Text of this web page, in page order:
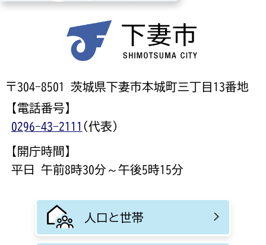
〒304-8501 茨城県下妻市本城町三丁目13番地
【電話番号】
0296-43-2111 (代表)
【開庁時間】
平日 午前8時30分～午後5時15分
人口と世帯